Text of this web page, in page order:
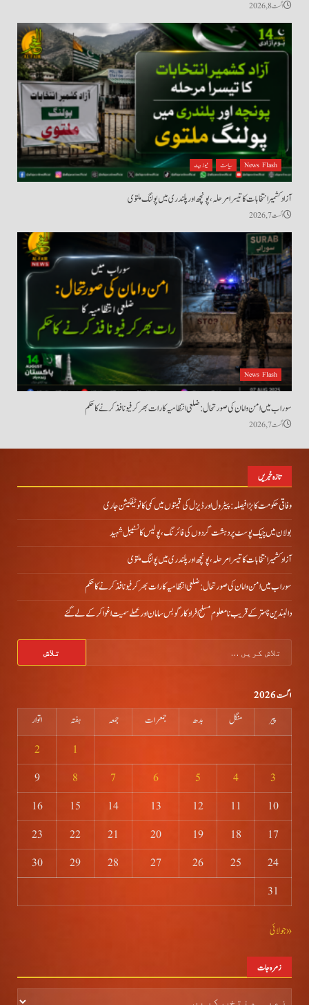
اگست 8, 2026
News Flash سیاست نیوز بیٹ
آزاد کشمیر انتخابات کا تیسرا مرحلہ، پونچھ اور پلندری میں پولنگ ملتوی
اگست 7, 2026
News Flash
سوراب میں امن و امان کی صورتحال: ضلعی انتظامیہ کا رات بھر کرفیو نافذ کرنے کا حکم
اگست 7, 2026
تازہ خبریں
وفاقی حکومت کا بڑا فیصلہ: پیٹرول اور ڈیزل کی قیمتوں میں کمی کا نوٹیفکیشن جاری
بولان میں چیک پوسٹ پر دہشت گردوں کی فائرنگ، پولیس کانسٹیبل شہید
آزاد کشمیر انتخابات کا تیسرا مرحلہ، پونچھ اور پلندری میں پولنگ ملتوی
سوراب میں امن و امان کی صورتحال: ضلعی انتظامیہ کا رات بھر کرفیو نافذ کرنے کا حکم
دالبندین چہتر کے قریب نامعلوم مسلح افراد کارگو بس سامان اور عملے سمیت اغوا کر کے لے گئے
کریں
اگست 2026
پیر منگل بدھ جمعرات جمعہ ہفتہ
اتوار
1
2
3
4
5
6
7
8
9
10
11
12
13
14
15
16
17
18
19
20
21
22
23
24
25
26
27
28
29
30
31
« جولائی
زمرہ جات